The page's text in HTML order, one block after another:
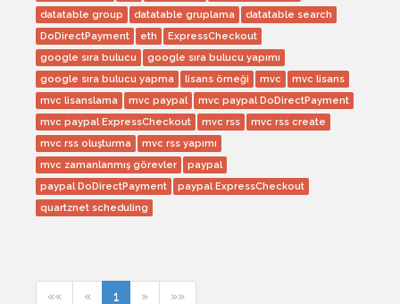
datatable group
datatable gruplama
datatable search
DoDirectPayment
eth
ExpressCheckout
google sıra bulucu
google sıra bulucu yapımı
google sıra bulucu yapma
lisans örneği mvc
mvc lisans
mvc lisanslama
mvc paypal
mvc paypal DoDirectPayment
mvc paypal ExpressCheckout
mvc rss
mvc rss create
mvc rss oluşturma
mvc rss yapımı
mvc zamanlanmış görevler
paypal
paypal DoDirectPayment
paypal ExpressCheckout
quartznet scheduling
«« « 1 » »»